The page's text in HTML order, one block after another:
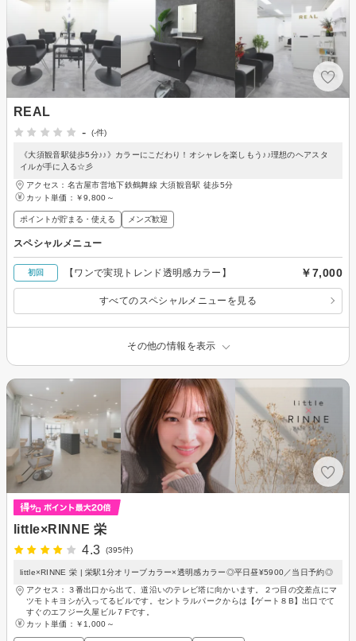
REAL
-
(-件)
《大須観音駅徒歩5分♪♪》カラーにこだわり！オシャレを楽しもう♪♪理想のヘアスタ
イルが手に入る☆彡
アクセス：名古屋市営地下鉄鶴舞線 大須観音駅 徒歩5分
カット単価： ￥9,800～
ポイントが貯まる・使える メンズ歓迎
スペシャルメニュー
初回 【ワンで実現トレンド透明感カラー】 ￥7,000
すべてのスペシャルメニューを見る
その他の情報を表示
little×RINNE 栄
4.3
(395件)
little×RINNE 栄 | 栄駅1分オリーブカラー×透明感カラー◎平日昼¥5900／当日予約◎
アクセス：３番出口から出て、道沿いのテレビ塔に向かいます。２つ目の交差点にマ
ツモトキヨシが入ってるビルです。セントラルパークからは【ゲート８B】出口でて
すぐのエフジー久屋ビル７Fです。
カット単価： ￥1,000～